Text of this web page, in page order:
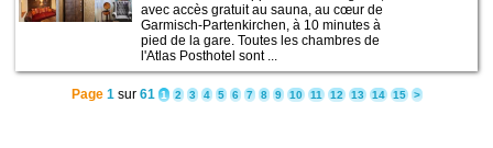
avec accès gratuit au sauna, au cœur de
Garmisch-Partenkirchen, à 10 minutes à
pied de la gare. Toutes les chambres de
l'Atlas Posthotel sont ...
Page 1sur 61 1 2 3 4 5 6 7 8 9 10 11 12 13 14 15 >